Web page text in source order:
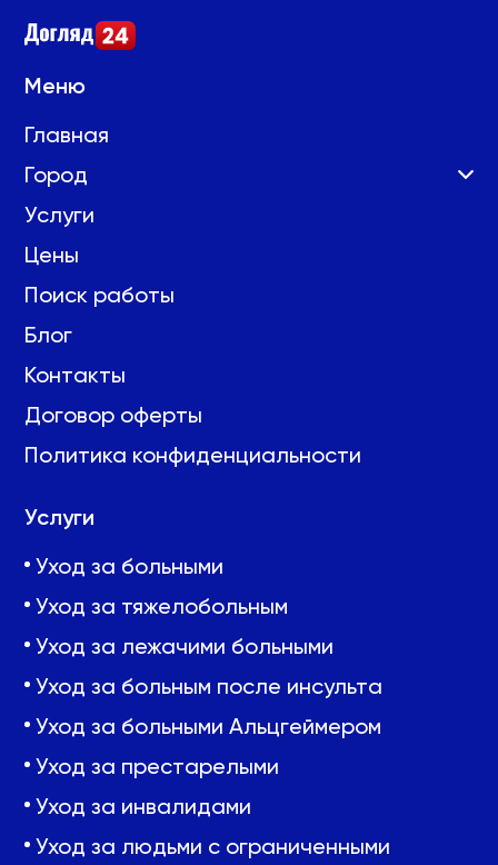
Меню
Главная
Город
Услуги
Цены
Поиск работы
Блог
Контакты
Договор оферты
Политика конфиденциальности
Услуги
Уход за больными
Уход за тяжелобольным
Уход за лежачими больными
Уход за больным после инсульта
Уход за больными Альцгеймером
Уход за престарелыми
Уход за инвалидами
Уход за людьми с ограниченными